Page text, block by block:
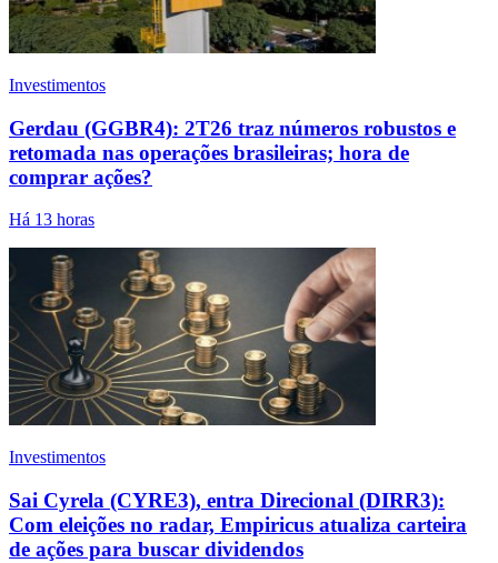
Investimentos
Gerdau (GGBR4): 2T26 traz números robustos e
retomada nas operações brasileiras; hora de
comprar ações?
Há 13 horas
Investimentos
Sai Cyrela (CYRE3), entra Direcional (DIRR3):
Com eleições no radar, Empiricus atualiza carteira
de ações para buscar dividendos